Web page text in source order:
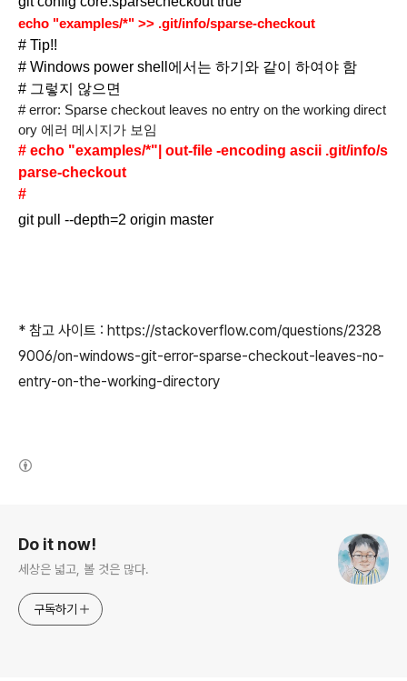
echo "examples/*" >> .git/info/sparse-checkout
# Tip!!
# Windows power shell에서는 하기와 같이 하여야 함
# 그렇지 않으면
# error: Sparse checkout leaves no entry on the working direct
ory 에러 메시지가 보임
# echo "examples/*"| out-file -encoding ascii .git/info/s
parse-checkout
#
git pull --depth=2 origin master
* 참고 사이트 : https://stackoverflow.com/questions/2328
9006/on-windows-git-error-sparse-checkout-leaves-no-
entry-on-the-working-directory
Do it now!
세상은 넓고, 볼 것은 많다.
구독하기